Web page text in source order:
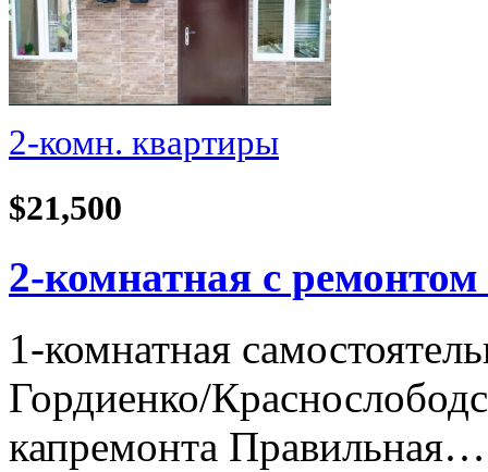
2-комн. квартиры
$21,500
2-комнатная с
1-комнатная
Гордиенко/
капремонта Правильная…